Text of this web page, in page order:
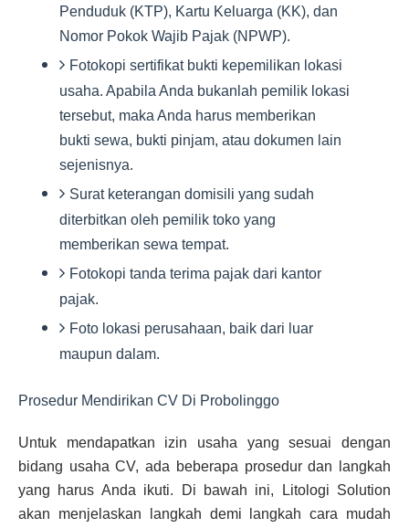
Penduduk (KTP), Kartu Keluarga (KK), dan
Nomor Pokok Wajib Pajak (NPWP).
Fotokopi sertifikat bukti kepemilikan lokasi
usaha. Apabila Anda bukanlah pemilik lokasi
tersebut, maka Anda harus memberikan
bukti sewa, bukti pinjam, atau dokumen lain
sejenisnya.
Surat keterangan domisili yang sudah
diterbitkan oleh pemilik toko yang
memberikan sewa tempat.
Fotokopi tanda terima pajak dari kantor
pajak.
Foto lokasi perusahaan, baik dari luar
maupun dalam.
Prosedur Mendirikan CV Di Probolinggo
Untuk mendapatkan izin usaha yang sesuai dengan
bidang usaha CV, ada beberapa prosedur dan langkah
yang harus Anda ikuti. Di bawah ini, Litologi Solution
akan menjelaskan langkah demi langkah cara mudah